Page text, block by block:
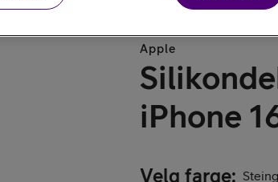
Apple
iPhone
Velg farge: